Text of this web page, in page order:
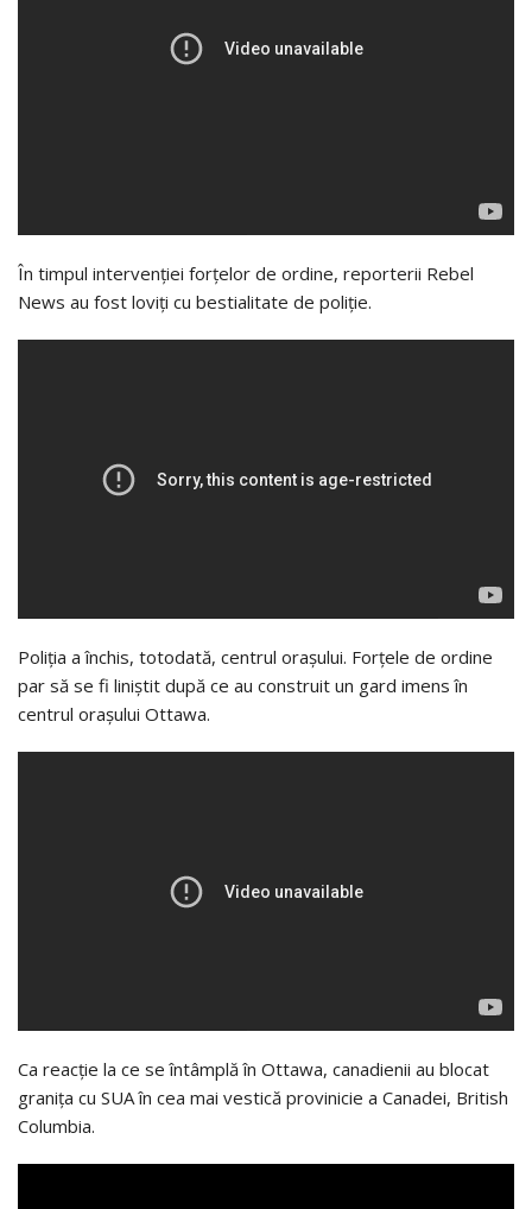
În timpul intervenției forțelor de ordine, reporterii Rebel
News au fost loviți cu bestialitate de poliție.
Poliția a închis, totodată, centrul orașului. Forțele de ordine
par să se fi liniștit după ce au construit un gard imens în
centrul orașului Ottawa.
Ca reacție la ce se întâmplă în Ottawa, canadienii au blocat
granița cu SUA în cea mai vestică provinicie a Canadei, British
Columbia.